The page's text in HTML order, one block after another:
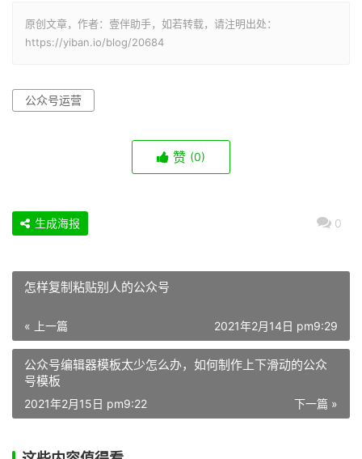
原创文章，作者：壹伴助手，如若转载，请注明出处：
https://yiban.io/blog/20684
公众号运营
赞 (0)
0
生成海报
怎样复制粘贴别人的公众号
« 上一篇 2021年2月14日 pm9:29
公众号编辑器模板太少怎么办，如何制作上下滑动的公众
号模板
下一篇 »
2021年2月15日 pm9:22